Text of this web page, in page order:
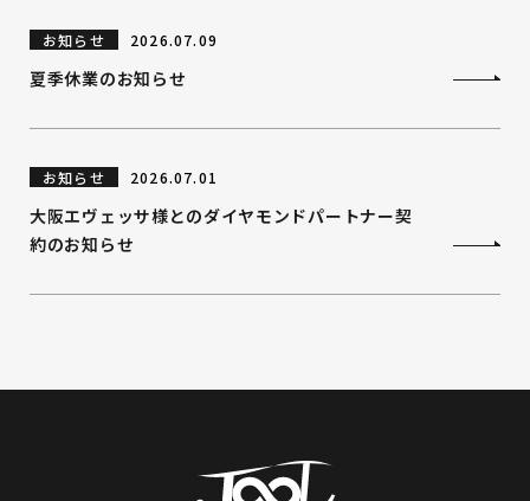
お知らせ 2026.07.09
夏季休業のお知らせ
お知らせ 2026.07.01
大阪エヴェッサ様とのダイヤモンドパートナー契
約のお知らせ